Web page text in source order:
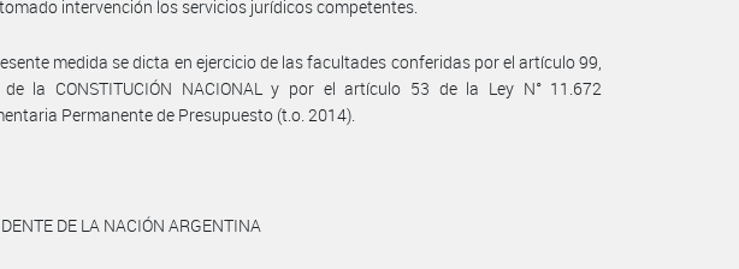
intervención los servicios jurídicos competentes.
medida se dicta en ejercicio de las facultades conferidas por el artículo 99,
la CONSTITUCIÓN NACIONAL y por el artículo 53 de la Ley N° 11.672
Permanente de Presupuesto (t.o. 2014).
DE LA NACIÓN ARGENTINA